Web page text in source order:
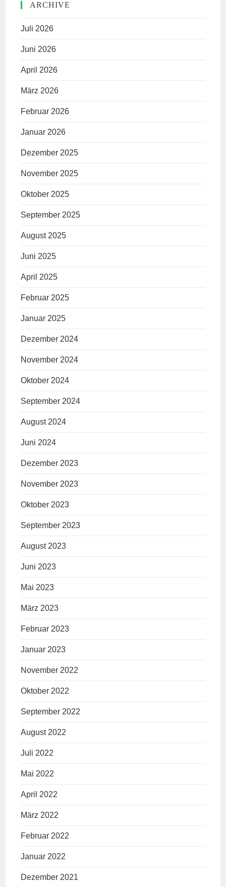
ARCHIVE
Juli 2026
Juni 2026
April 2026
März 2026
Februar 2026
Januar 2026
Dezember 2025
November 2025
Oktober 2025
September 2025
August 2025
Juni 2025
April 2025
Februar 2025
Januar 2025
Dezember 2024
November 2024
Oktober 2024
September 2024
August 2024
Juni 2024
Dezember 2023
November 2023
Oktober 2023
September 2023
August 2023
Juni 2023
Mai 2023
März 2023
Februar 2023
Januar 2023
November 2022
Oktober 2022
September 2022
August 2022
Juli 2022
Mai 2022
April 2022
März 2022
Februar 2022
Januar 2022
Dezember 2021